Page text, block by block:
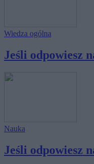
Wiedza ogólna
Jeśli odpowiesz
Nauka
Jeśli odpowiesz